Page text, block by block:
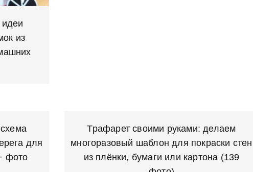
из
для
фото
Трафарет своими руками: делаем
многоразовый шаблон для покраски стен
из плёнки, бумаги или картона (139